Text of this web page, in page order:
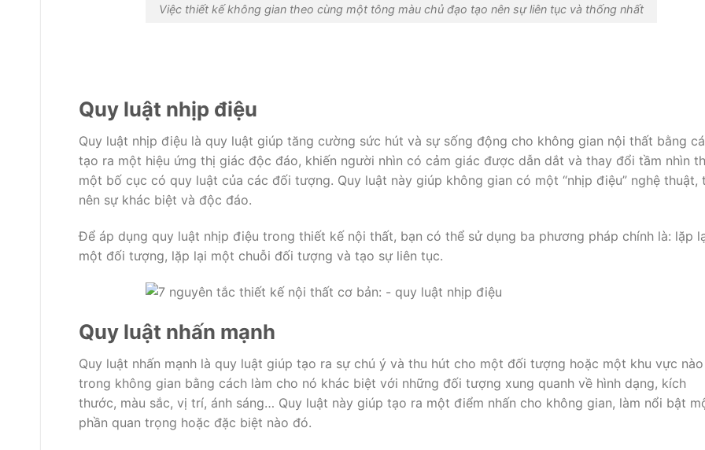
Việc thiết kế không gian theo cùng một tông màu chủ đạo tạo nên sự liên tục và thống nhất
Quy luật nhịp điệu
Quy luật nhịp điệu là quy luật giúp tăng cường sức hút và sự sống động cho không gian nội thất bằng
tạo ra một hiệu ứng thị giác độc đáo, khiến người nhìn có cảm giác được dẫn dắt và thay đổi tầm nhìn
một bố cục có quy luật của các đối tượng. Quy luật này giúp không gian có một “nhịp điệu” nghệ thuật,
nên sự khác biệt và độc đáo.
Để áp dụng quy luật nhịp điệu trong thiết kế nội thất, bạn có thể sử dụng ba phương pháp chính là: lặp
một đối tượng, lặp lại một chuỗi đối tượng và tạo sự liên tục.
Quy luật nhấn mạnh
Quy luật nhấn mạnh là quy luật giúp tạo ra sự chú ý và thu hút cho một đối tượng hoặc một khu vực
trong không gian bằng cách làm cho nó khác biệt với những đối tượng xung quanh về hình dạng, kích
thước, màu sắc, vị trí, ánh sáng… Quy luật này giúp tạo ra một điểm nhấn cho không gian, làm nổi bật
phần quan trọng hoặc đặc biệt nào đó.